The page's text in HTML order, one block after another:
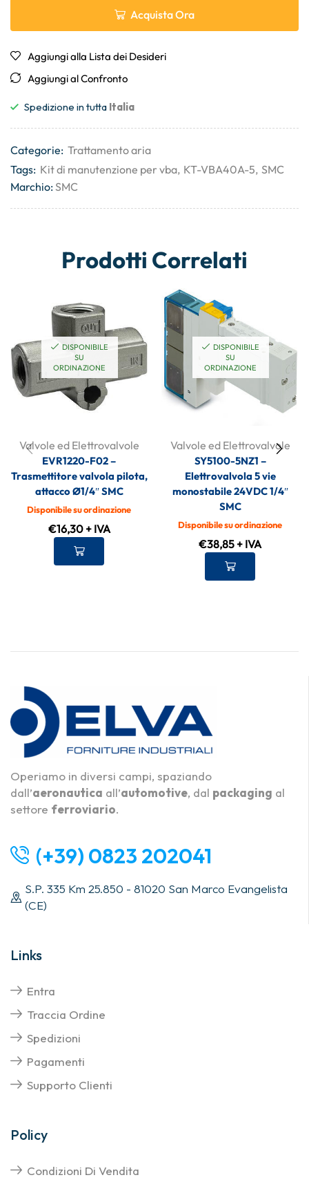
Acquista Ora
Aggiungi alla Lista dei Desideri
Aggiungi al Confronto
Spedizione in tutta Italia
Categorie: Trattamento aria
Tags: Kit di manutenzione per vba, KT-VBA40A-5, SMC
Marchio:SMC
Prodotti Correlati
DISPONIBILE
SU
ORDINAZIONE
Valvole ed Elettrovalvole
EVR1220-F02 –
Trasmettitore valvola pilota,
attacco Ø1/4″ SMC
Disponibile su ordinazione
€16,30 + IVA
DISPONIBILE
SU
ORDINAZIONE
Valvole ed Elettrovalvole
SY5100-5NZ1 –
Elettrovalvola 5 vie
monostabile 24VDC 1/4″
SMC
Disponibile su ordinazione
€38,85 + IVA
Operiamo in diversi campi, spaziando
dall’aeronautica all’automotive, dal packaging al
settore ferroviario.
(+39) 0823 202041
S.P. 335 Km 25.850 - 81020 San Marco Evangelista
(CE)
Links
Entra
Traccia Ordine
Spedizioni
Pagamenti
Supporto Clienti
Policy
Condizioni Di Vendita